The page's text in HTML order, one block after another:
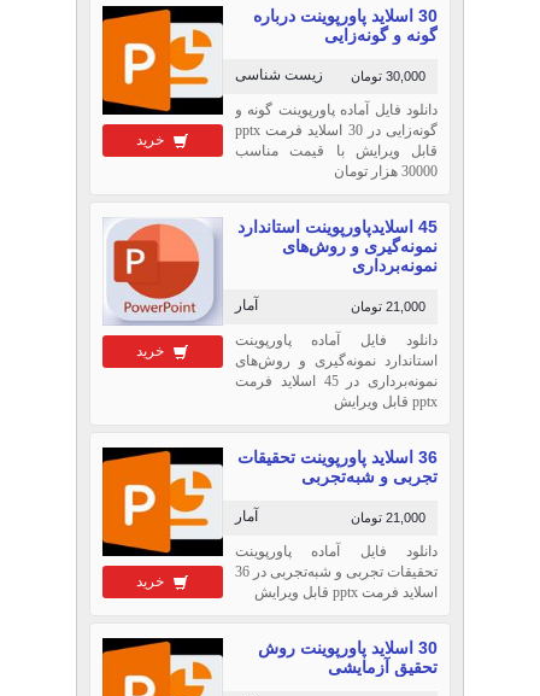
خرید
30 اسلاید پاورپوینت درباره
گونه و گونه‌زایی
زیست شناسی 30,000 تومان
دانلود فایل آماده پاورپوینت گونه و
گونه‌زایی در 30 اسلاید فرمت pptx
قابل ویرایش با قیمت مناسب
30000 هزار تومان
خرید
45 اسلایدپاورپوینت استاندارد
نمونه‌گیری و روش‌های
نمونه‌برداری
آمار 21,000 تومان
دانلود فایل آماده پاورپوینت
استاندارد نمونه‌گیری و روش‌های
نمونه‌برداری در 45 اسلاید فرمت
pptx قابل ویرایش
خرید
36 اسلاید پاورپوینت تحقیقات
تجربی و شبه‌تجربی
آمار 21,000 تومان
دانلود فایل آماده پاورپوینت
تحقیقات تجربی و شبه‌تجربی در 36
اسلاید فرمت pptx قابل ویرایش
30 اسلاید پاورپوینت روش
تحقیق آزمایشی